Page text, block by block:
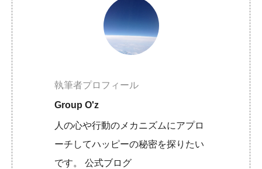
執筆者プロフィール
Group O'z
人の心や行動のメカニズムにアプロ
ーチしてハッピーの秘密を探りたい
です。 公式ブログ